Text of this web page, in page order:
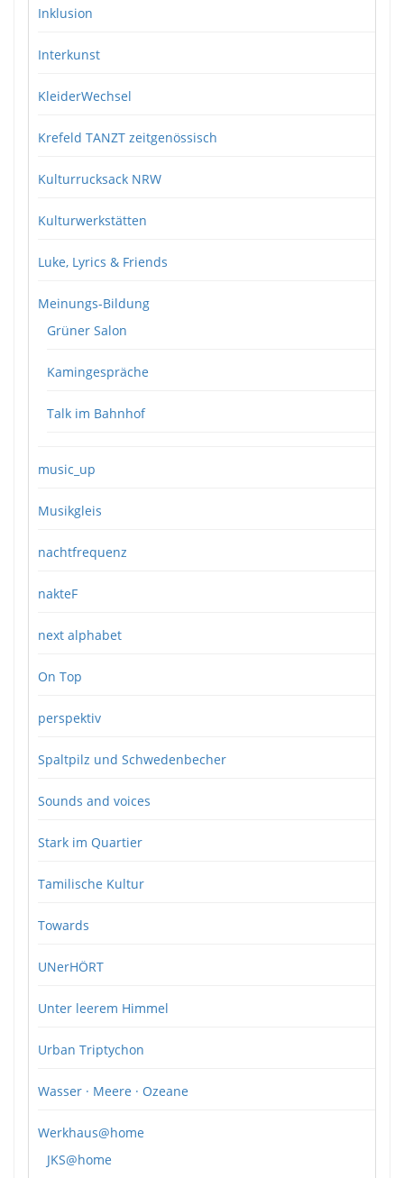
Inklusion
Interkunst
KleiderWechsel
Krefeld TANZT zeitgenössisch
Kulturrucksack NRW
Kulturwerkstätten
Luke, Lyrics & Friends
Meinungs-Bildung
Grüner Salon
Kamingespräche
Talk im Bahnhof
music_up
Musikgleis
nachtfrequenz
nakteF
next alphabet
On Top
perspektiv
Spaltpilz und Schwedenbecher
Sounds and voices
Stark im Quartier
Tamilische Kultur
Towards
UNerHÖRT
Unter leerem Himmel
Urban Triptychon
Wasser · Meere · Ozeane
Werkhaus@home
JKS@home